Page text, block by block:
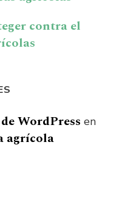
contra el
WordPress en
agrícola